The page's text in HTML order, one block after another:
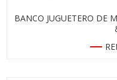
BANCO JUGUETERO DE